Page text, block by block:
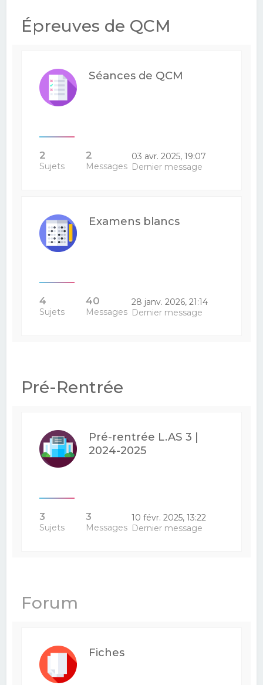
Épreuves de QCM
Séances de QCM
2
Sujets
2
Messages
03 avr. 2025, 19:07
Dernier message
Examens blancs
4
Sujets
40
Messages
28 janv. 2026, 21:14
Dernier message
Pré-Rentrée
Pré-rentrée L.AS 3 |
2024-2025
3
Sujets
3
Messages
10 févr. 2025, 13:22
Dernier message
Forum
Fiches